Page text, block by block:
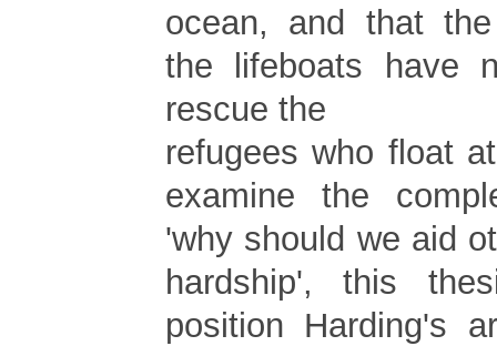
ocean, and that
the lifeboats have
rescue the
refugees who float
examine the
'why should we aid
hardship', this
position Harding's